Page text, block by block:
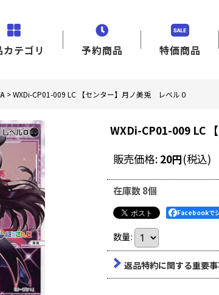
カテゴリ 予約商品 特価商品
>WXDi-CP01-009 LC 【センター】月ノ美兎 レベル０
WXDi-CP01-009 LC
販売価格: 20円(税込)
在庫数 8個
Facebookで
数量:
返品特約に関する重要